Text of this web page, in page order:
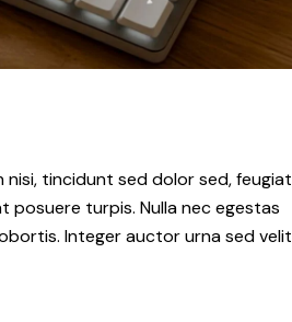
tincidunt sed dolor sed, feugiat
posuere turpis. Nulla nec egestas
Integer auctor urna sed velit